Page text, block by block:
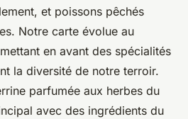
et poissons pêchés
Notre carte évolue au
en avant des spécialités
la diversité de notre terroir.
parfumée aux herbes du
avec des ingrédients du